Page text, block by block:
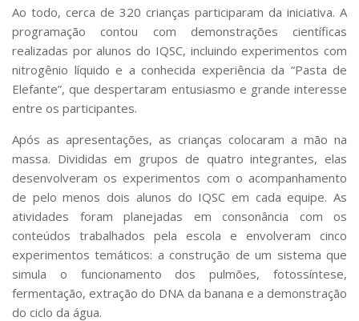
Defesa de Teses
Ao todo, cerca de 320 crianças participaram da iniciativa. A
programação contou com demonstrações científicas
realizadas por alunos do IQSC, incluindo experimentos com
nitrogênio líquido e a conhecida experiência da “Pasta de
Elefante”, que despertaram entusiasmo e grande interesse
entre os participantes.
Após as apresentações, as crianças colocaram a mão na
massa. Divididas em grupos de quatro integrantes, elas
desenvolveram os experimentos com o acompanhamento
de pelo menos dois alunos do IQSC em cada equipe. As
atividades foram planejadas em consonância com os
conteúdos trabalhados pela escola e envolveram cinco
experimentos temáticos: a construção de um sistema que
simula o funcionamento dos pulmões, fotossíntese,
fermentação, extração do DNA da banana e a demonstração
do ciclo da água.